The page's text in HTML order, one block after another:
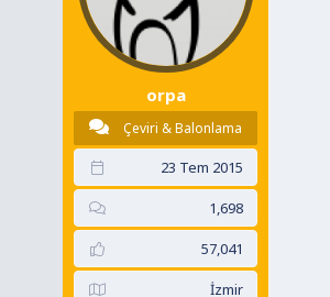
t
a
i
h
orpa
Çeviri & Balonlama
23 Tem 2015
1,698
57,041
İzmir